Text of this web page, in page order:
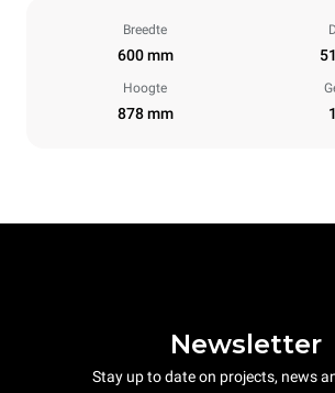
Breedte
600 mm
Hoogte
878 mm
Newsletter
Stay up to date on projects, news